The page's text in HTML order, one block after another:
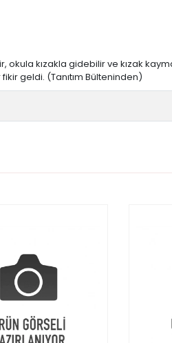
okula kızakla gidebilir ve kızak
geldi. (Tanıtım Bülteninden)